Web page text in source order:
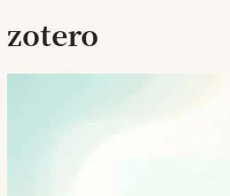
zotero